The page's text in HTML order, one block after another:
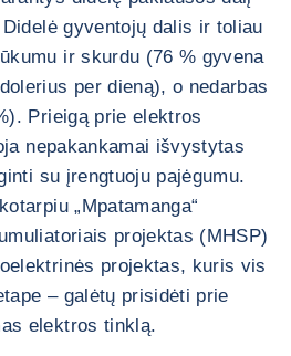
gyventojų dalis ir toliau
ir skurdu (76 % gyvena
per dieną), o nedarbas
Prieigą prie elektros
nepakankamai išvystytas
su įrengtuoju pajėgumu.
„Mpatamanga“
projektas (MHSP)
projektas, kuris vis
– galėtų prisidėti prie
elektros tinklą.